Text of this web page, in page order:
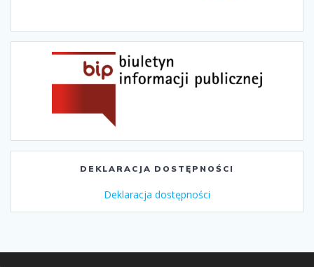
DEKLARACJA DOSTĘPNOŚCI
Deklaracja dostępności